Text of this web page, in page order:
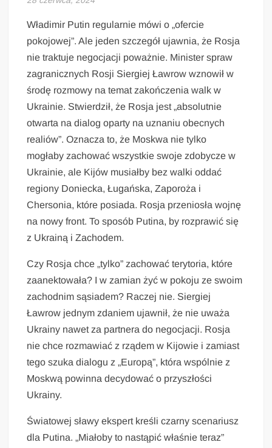
Władimir Putin regularnie mówi o „ofercie
pokojowej”. Ale jeden szczegół ujawnia, że Rosja
nie traktuje negocjacji poważnie. Minister spraw
zagranicznych Rosji Siergiej Ławrow wznowił w
środę rozmowy na temat zakończenia walk w
Ukrainie. Stwierdził, że Rosja jest „absolutnie
otwarta na dialog oparty na uznaniu obecnych
realiów”. Oznacza to, że Moskwa nie tylko
mogłaby zachować wszystkie swoje zdobycze w
Ukrainie, ale Kijów musiałby bez walki oddać
regiony Doniecka, Ługańska, Zaporoża i
Chersonia, które posiada. Rosja przeniosła wojnę
na nowy front. To sposób Putina, by rozprawić się
z Ukrainą i Zachodem.
Czy Rosja chce „tylko” zachować terytoria, które
zaanektowała? I w zamian żyć w pokoju ze swoim
zachodnim sąsiadem? Raczej nie. Siergiej
Ławrow jednym zdaniem ujawnił, że nie uważa
Ukrainy nawet za partnera do negocjacji. Rosja
nie chce rozmawiać z rządem w Kijowie i zamiast
tego szuka dialogu z „Europą”, która wspólnie z
Moskwą powinna decydować o przyszłości
Ukrainy.
Światowej sławy ekspert kreśli czarny scenariusz
dla Putina. „Miałoby to nastąpić właśnie teraz”